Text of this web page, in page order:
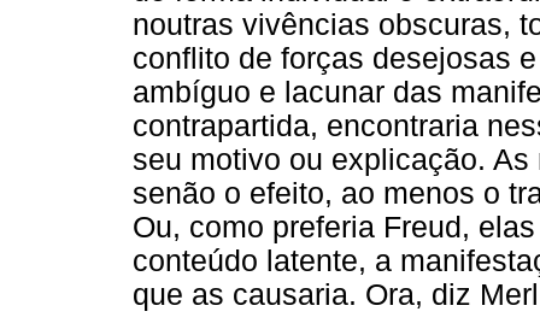
noutras vivências obscuras,
conflito de forças desejosas
ambíguo e lacunar das
contrapartida, encontraria
seu motivo ou explicação.
senão o efeito, ao menos o
Ou, como preferia Freud,
conteúdo latente, a
que as causaria. Ora, diz